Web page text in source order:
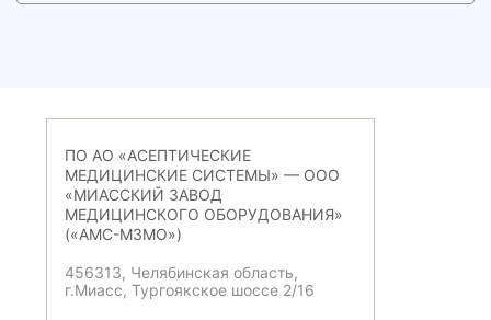
ПО АО «АСЕПТИЧЕСКИЕ
МЕДИЦИНСКИЕ СИСТЕМЫ» — ООО
«МИАССКИЙ ЗАВОД
МЕДИЦИНСКОГО ОБОРУДОВАНИЯ»
(«АМС-МЗМО»)
456313, Челябинская область,
г.Миасс, Тургоякское шоссе 2/16